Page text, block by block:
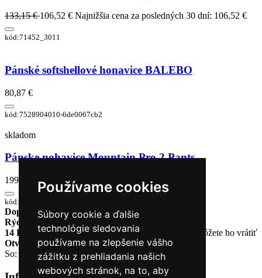
Používame cookies
Súbory cookie a ďalšie
technológie sledovania
používame na zlepšenie vášho
zážitku z prehliadania našich
webových stránok, na to, aby
133,15 €106,52 € Najnižšia cena za posledných 30 dní: 106,52 €
kód:71452_3011
Pánské softshellové honavice BALEBO
80,87 €
kód:7528904010-6de0067cb2
skladom
Pánske nohavice Mountain Pro 2 Pants
199,80 €
kód:PLS31X
Doprava zadarmo pri objednávke nad 230€
Rýchle dodanieTovar Vám odošleme do 24 hodín
14 Dní na vrátenie tovaruAk Vám tovar nesadne, môžete ho vrátiť
Otvorené celý týždeň Po - pia: 8:30 - 16:30
So: 9:00 - 12:00